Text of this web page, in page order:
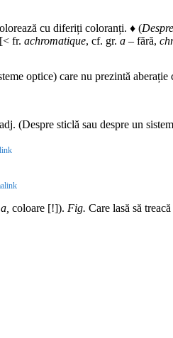
cu diferiți coloranți. ♦ (
fr. achromatique, cf. gr. a – fără,
optice) care nu prezintă
adj. (Despre sticlă sau despre un
coloare [!]). Fig. Care lasă să